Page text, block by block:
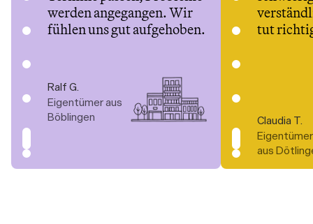
werden angegangen. Wir
fühlen uns gut aufgehoben.
Ralf G.
Eigentümer aus
Böblingen
tut
Claudia T.
aus